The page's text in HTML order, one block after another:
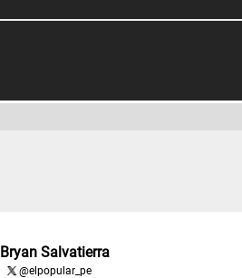
Bryan Salvatierra
@elpopular_pe